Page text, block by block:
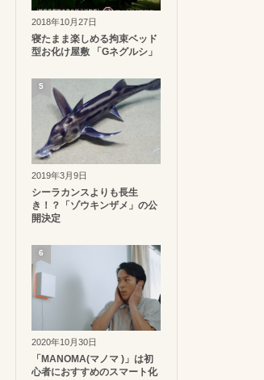
2018年10月27日
寝たまま楽しめる拘束ベッド
型お化け屋敷 「Gネグルシ」
2019年3月9日
シーラカンスよりも長生
き！？「ゾウキンザメ」の公
開決定
5
2020年10月30日
「MANOMA(マノマ )」は初
心者におすすめのスマート化
6